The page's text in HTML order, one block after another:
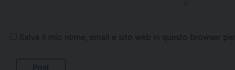
Salva il mio nome, email e sito web in questo browser